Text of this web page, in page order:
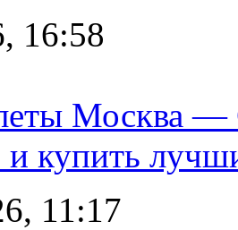
16:58
Москва —
и купить
11:17